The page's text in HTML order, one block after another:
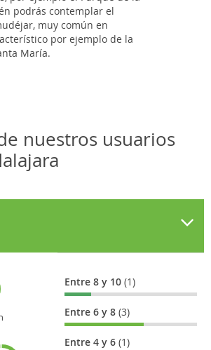
podrás contemplar el
muy común en
por ejemplo de la
María.
nuestros usuarios
Entre 8 y 10(1)
Entre 6 y 8(3)
Entre 4 y 6(1)